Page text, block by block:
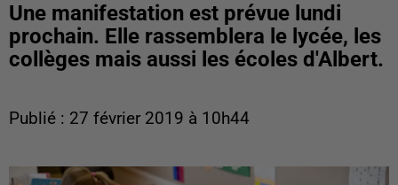
Une manifestation est prévue lundi
prochain. Elle rassemblera le lycée, les
collèges mais aussi les écoles d'Albert.
Publié : 27 février 2019 à 10h44